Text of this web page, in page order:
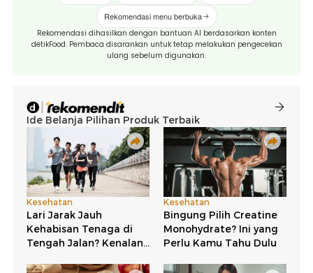
Rekomendasi menu berbuka
Rekomendasi dihasilkan dengan bantuan AI berdasarkan konten
detikFood. Pembaca disarankan untuk tetap melakukan pengecekan
ulang sebelum digunakan.